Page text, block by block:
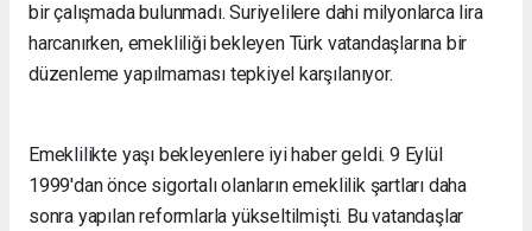
bir çalışmada bulunmadı. Suriyelilere dahi milyonlarca lira
harcanırken, emekliliği bekleyen Türk vatandaşlarına bir
düzenleme yapılmaması tepkiyel karşılanıyor.
Emeklilikte yaşı bekleyenlere iyi haber geldi. 9 Eylül
1999'dan önce sigortalı olanların emeklilik şartları daha
sonra yapılan reformlarla yükseltilmişti. Bu vatandaşlar